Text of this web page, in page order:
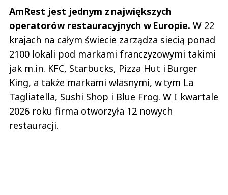
AmRest jest jednym z największych
operatorów restauracyjnych w Europie. W 22
krajach na całym świecie zarządza siecią ponad
2100 lokali pod markami franczyzowymi takimi
jak m.in. KFC, Starbucks, Pizza Hut i Burger
King, a także markami własnymi, w tym La
Tagliatella, Sushi Shop i Blue Frog. W I kwartale
2026 roku firma otworzyła 12 nowych
restauracji.